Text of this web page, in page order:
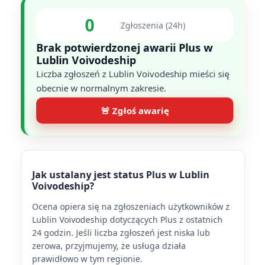
0 Zgłoszenia (24h)
Brak potwierdzonej awarii Plus w
Lublin Voivodeship
Liczba zgłoszeń z Lublin Voivodeship mieści się
obecnie w normalnym zakresie.
🚨 Zgłoś awarię
Jak ustalany jest status Plus w Lublin
Voivodeship?
Ocena opiera się na zgłoszeniach użytkowników z
Lublin Voivodeship dotyczących Plus z ostatnich
24 godzin. Jeśli liczba zgłoszeń jest niska lub
zerowa, przyjmujemy, że usługa działa
prawidłowo w tym regionie.